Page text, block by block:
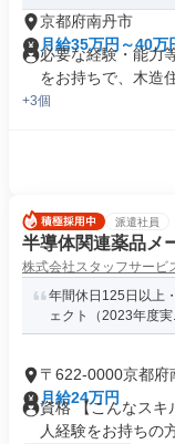
京都府南丹市
月給35万円～40万
必要な経験・能力
をお持ちで、木造
+3個
派遣社員
半導体関連薬品メ
株式会社スタッフサービ
年間休日125日以上
ェクト（2023年度実
〒622-0000京都府
月給24万円
資格 【こんなスキ
人経験をお持ちの